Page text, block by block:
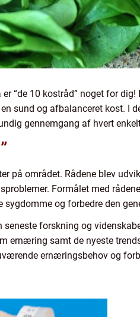
“de 10 kostråd” noget for
sund og afbalanceret kost. I
gennemgang af hvert
på området. Rådene blev
Formålet med
og forbedre den
forskning og
ernæring samt de nyeste
ernæringsbehov og